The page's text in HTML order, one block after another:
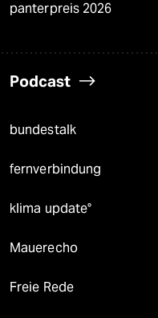
panterpreis 2026
Podcast
bundestalk
fernverbindung
klima update°
Mauerecho
Freie Rede